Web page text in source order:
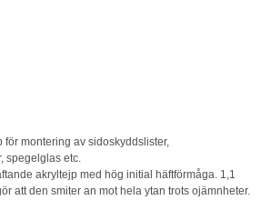
montering av sidoskyddslister,
spegelglas etc.
akryltejp med hög initial häftförmåga. 1,1
att den smiter an mot hela ytan trots ojämnheter.